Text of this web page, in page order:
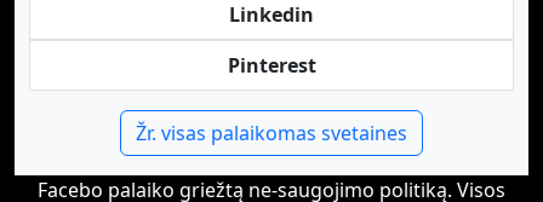
Linkedin
Pinterest
Žr. visas palaikomas svetaines
Facebo palaiko griežtą ne-saugojimo politiką. Visos